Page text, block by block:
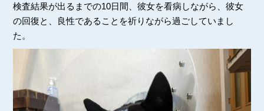
検査結果が出るまでの10日間、彼女を看病しながら、彼女
の回復と、良性であることを祈りながら過ごしていまし
た。